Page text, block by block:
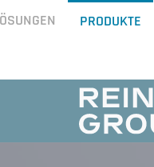
PRODUKTE